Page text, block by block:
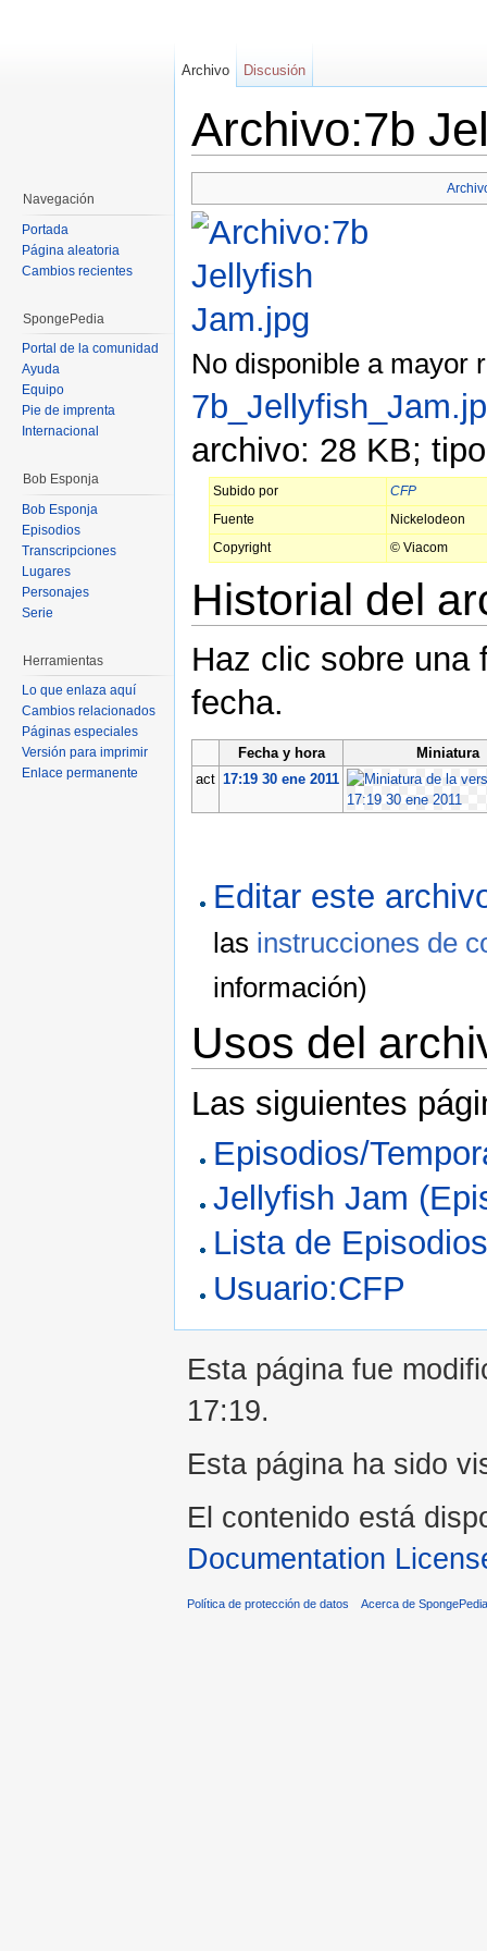
Archivo:7b
No disponible a mayor
archivo: 28 KB;
Subido por
CFP
Fuente
Nickelodeon
Copyright
© Viacom
Historial del
Haz clic sobre una
fecha.
Fecha y hora
Miniatura
act 17:19 30 ene 2011
Editar este
las instrucciones de
información)
Usos del
Las siguientes
Episodios/
Jellyfish Jam
Lista de
Usuario:CFP
Archivo Discusión
Navegación
Portada
Página aleatoria
Cambios recientes
SpongePedia
Portal de la comunidad
Ayuda
Equipo
Pie de imprenta
Internacional
Bob Esponja
Bob Esponja
Episodios
Transcripciones
Lugares
Personajes
Serie
Herramientas
Lo que enlaza aquí
Cambios relacionados
Páginas especiales
Versión para imprimir
Enlace permanente
Esta página fue
17:19.
Esta página ha sido
El contenido está
Documentation
Política de protección de datos Acerca de